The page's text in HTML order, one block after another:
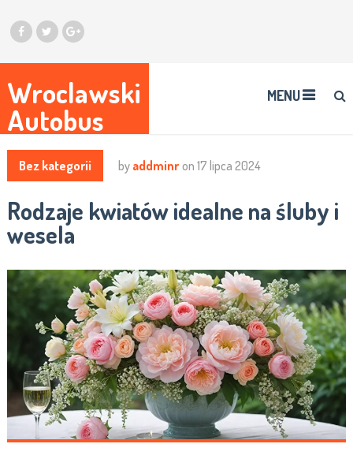
Wroclawski
Autobus
MENU
Bez kategorii by addminr on 17 lipca 2024
Rodzaje kwiatów idealne na śluby i
wesela